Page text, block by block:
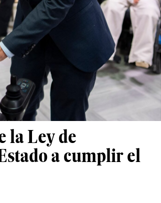
la Ley de
a cumplir el